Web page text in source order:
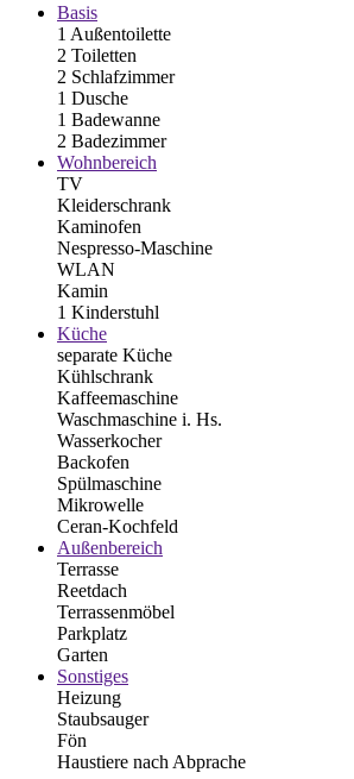
Basis
1 Außentoilette
2 Toiletten
2 Schlafzimmer
1 Dusche
1 Badewanne
2 Badezimmer
Wohnbereich
TV
Kleiderschrank
Kaminofen
Nespresso-Maschine
WLAN
Kamin
1 Kinderstuhl
Küche
separate Küche
Kühlschrank
Kaffeemaschine
Waschmaschine i. Hs.
Wasserkocher
Backofen
Spülmaschine
Mikrowelle
Ceran-Kochfeld
Außenbereich
Terrasse
Reetdach
Terrassenmöbel
Parkplatz
Garten
Sonstiges
Heizung
Staubsauger
Fön
Haustiere nach Abprache